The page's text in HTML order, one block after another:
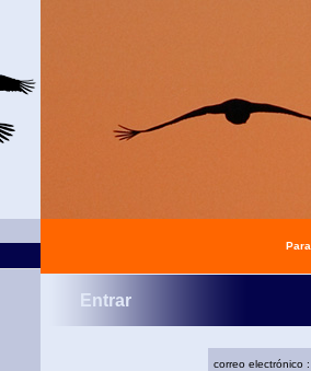
Entrar
correo electrónico :